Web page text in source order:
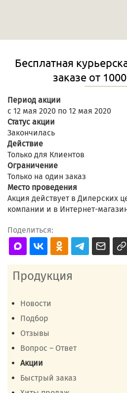
Бесплатная
заказе от
Период акции
с 12 мая 2020 по 12 мая 2020
Статус акции
Закончилась
Действие
Только для Клиентов
Ограничение
Только на один заказ
Место проведения
Акция действует в Дилерских
компании и в Интернет-
Поделиться:
Продукция
Новости
Подбор
Отзывы
Вопрос – Ответ
Акции
Быстрый заказ